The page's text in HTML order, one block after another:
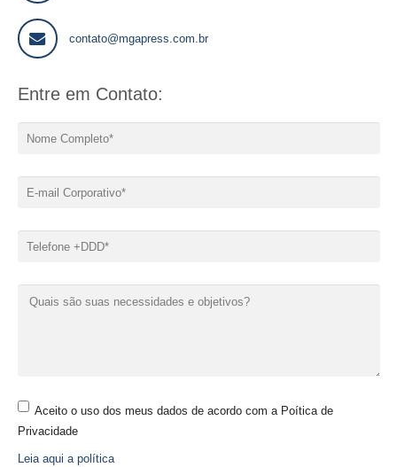
contato@mgapress.com.br
Entre em Contato:
Aceito o uso dos meus dados de acordo com a Poítica de
Privacidade
Leia aqui a política